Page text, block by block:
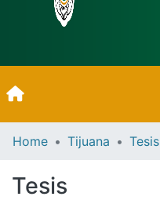
Home Tijuana Tesis
Tesis